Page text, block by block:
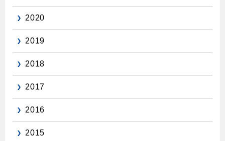
保安体制
保安体制について
ガス設備安全点検について
各種手続き
ガス使用停止のご案内
2020
2019
2018
2017
2016
2015